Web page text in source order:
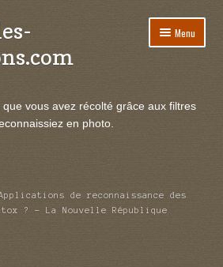
Menu
le
menu
Ouvrir
vous avez récolté grâce aux filtres
en photo.
de reconnaissance des
? – La Nouvelle République